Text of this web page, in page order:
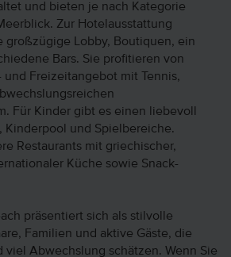
und bieten je nach Kategorie
Zur Hotelausstattung
großzügige Lobby, Boutiquen, ein
Bars. Sie profitieren von
Freizeitangebot mit Tennis,
Für Kinder gibt es einen liebevoll
Kinderpool und Spielbereiche.
Restaurants mit griechischer,
Küche sowie Snack-
präsentiert sich als stilvolle
Familien und aktive Gäste, die
viel Abwechslung schätzen. Wenn Sie